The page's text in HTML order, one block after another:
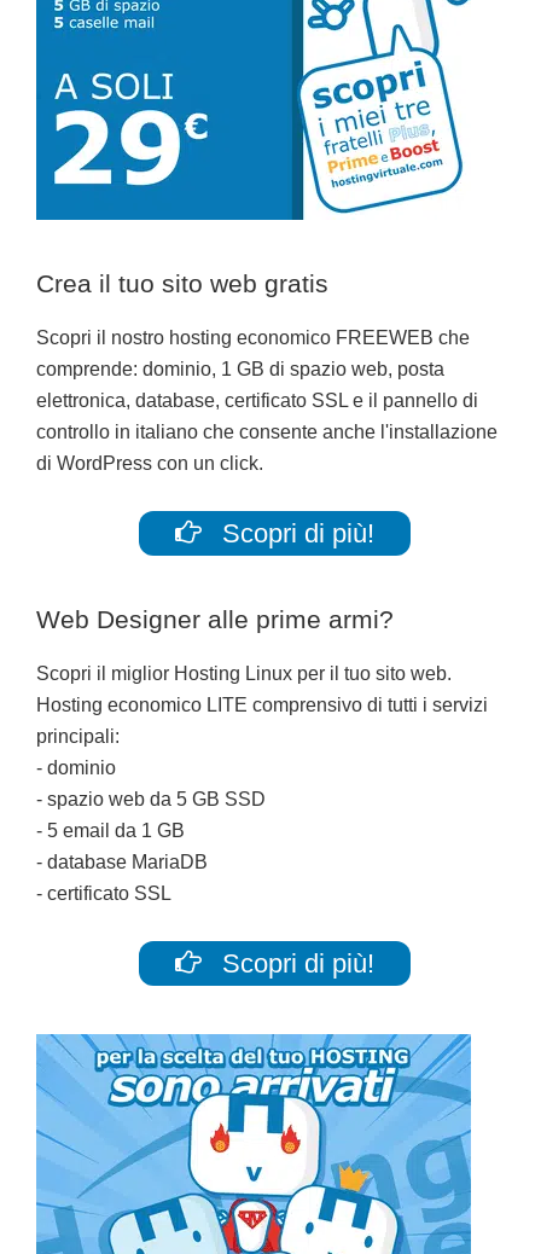
Crea il tuo sito web gratis
Scopri il nostro hosting economico FREEWEB che
comprende: dominio, 1 GB di spazio web, posta
elettronica, database, certificato SSL e il pannello di
controllo in italiano che consente anche l'installazione
di WordPress con un click.
Scopri di più!
Web Designer alle prime armi?
Scopri il miglior Hosting Linux per il tuo sito web.
Hosting economico LITE comprensivo di tutti i servizi
principali:
- dominio
- spazio web da 5 GB SSD
- 5 email da 1 GB
- database MariaDB
- certificato SSL
Scopri di più!